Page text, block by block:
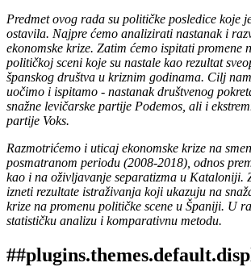
Predmet ovog rada su političke posledice koje
ostavila. Najpre ćemo analizirati nastanak i
ekonomske krize. Zatim ćemo ispitati promene
političkoj sceni koje su nastale kao rezultat
španskog društva u kriznim godinama. Cilj
uočimo i ispitamo - nastanak društvenog
snažne levičarske partije Podemos, ali i
partije Voks.
Razmotrićemo i uticaj ekonomske krize na
posmatranom periodu (2008-2018), odnos
kao i na oživljavanje separatizma u Kataloniji.
izneti rezultate istraživanja koji ukazuju na
krize na promenu političke scene u Španiji. U
statističku analizu i komparativnu metodu.